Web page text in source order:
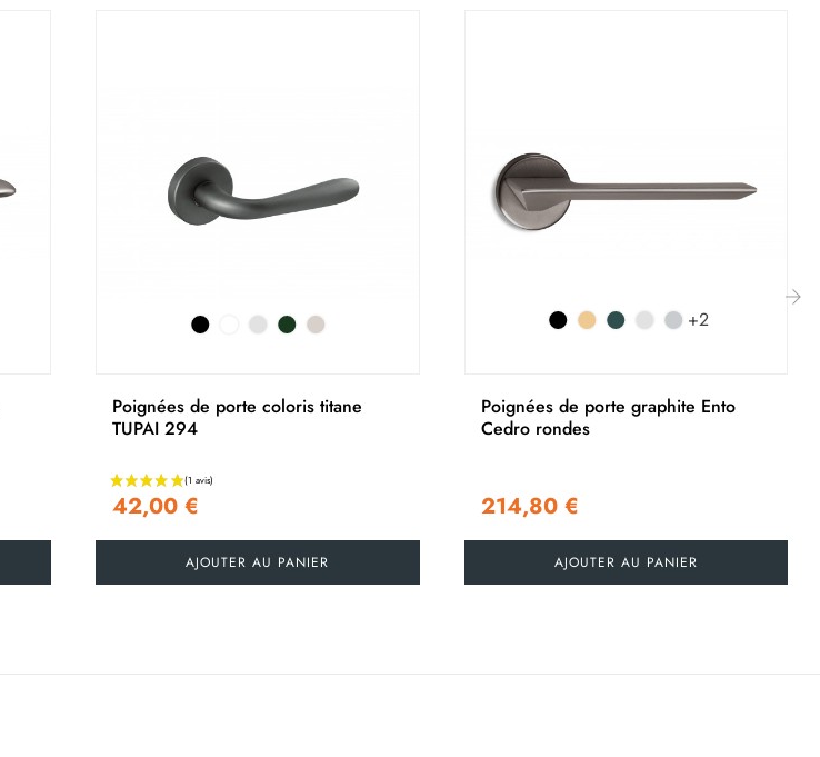
Poignées de porte coloris titane
TUPAI 294
42,00 €
AJOUTER AU PANIER
+2
Poignées de porte graphite Ento
Cedro rondes
214,80 €
AJOUTER AU PANIER